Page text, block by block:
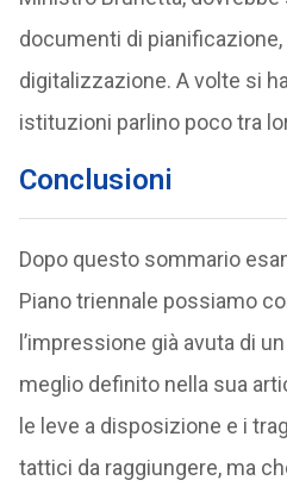
documenti di pianificazione,
digitalizzazione. A volte si
istituzioni parlino poco tra
Conclusioni
Dopo questo sommario
Piano triennale possiamo
l’impressione già avuta di
meglio definito nella sua
le leve a disposizione e i
tattici da raggiungere, ma